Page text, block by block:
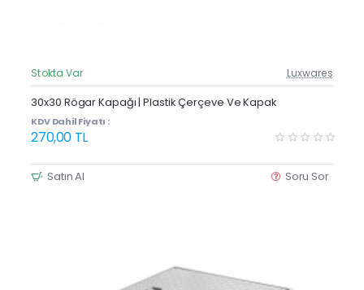
Güncel Fiyat
Stokta Var Luxwares
30x30 Rögar Kapağı | Plastik Çerçeve Ve Kapak
KDV Dahil Fiyatı :
270,00 TL
Satın Al Soru Sor